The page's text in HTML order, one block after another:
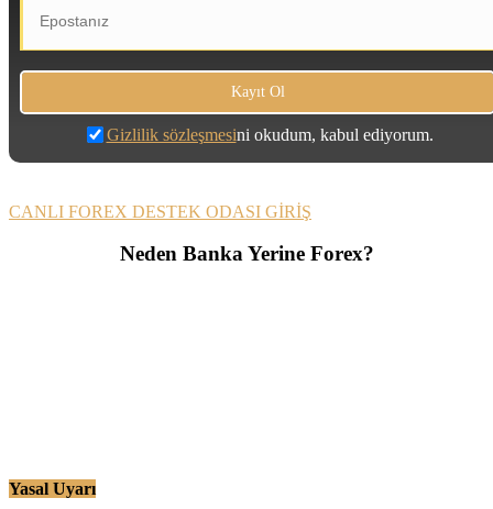
Gizlilik sözleşmesini okudum, kabul ediyorum.
CANLI FOREX DESTEK ODASI GİRİŞ
Neden Banka Yerine Forex?
Yasal Uyarı